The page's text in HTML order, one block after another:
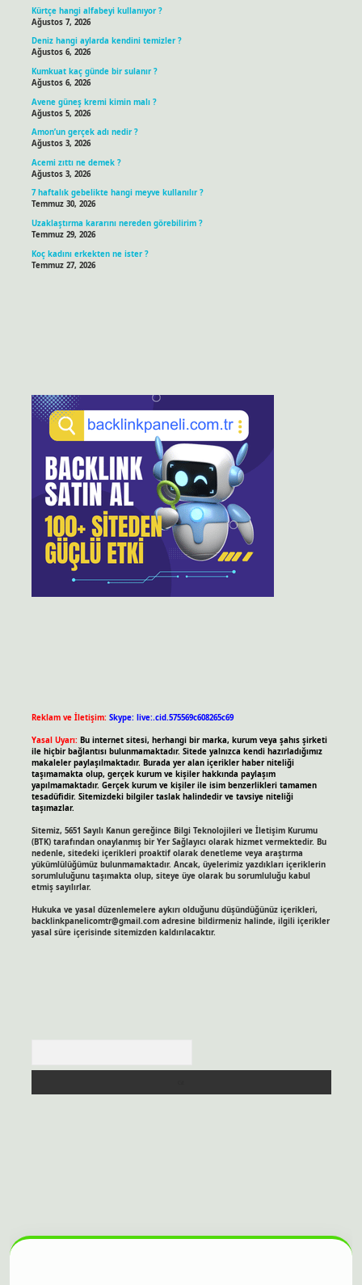
Kürtçe hangi alfabeyi kullanıyor ?
Ağustos 7, 2026
Deniz hangi aylarda kendini temizler ?
Ağustos 6, 2026
Kumkuat kaç günde bir sulanır ?
Ağustos 6, 2026
Avene güneş kremi kimin malı ?
Ağustos 5, 2026
Amon’un gerçek adı nedir ?
Ağustos 3, 2026
Acemi zıttı ne demek ?
Ağustos 3, 2026
7 haftalık gebelikte hangi meyve kullanılır ?
Temmuz 30, 2026
Uzaklaştırma kararını nereden görebilirim ?
Temmuz 29, 2026
Koç kadını erkekten ne ister ?
Temmuz 27, 2026
Reklam ve İletişim: Skype: live:.cid.575569c608265c69
Yasal Uyarı: Bu internet sitesi, herhangi bir marka, kurum veya şahıs şirketi
ile hiçbir bağlantısı bulunmamaktadır. Sitede yalnızca kendi hazırladığımız
makaleler paylaşılmaktadır. Burada yer alan içerikler haber niteliği
taşımamakta olup, gerçek kurum ve kişiler hakkında paylaşım
yapılmamaktadır. Gerçek kurum ve kişiler ile isim benzerlikleri tamamen
tesadüfidir. Sitemizdeki bilgiler taslak halindedir ve tavsiye niteliği
taşımazlar.
Sitemiz, 5651 Sayılı Kanun gereğince Bilgi Teknolojileri ve İletişim Kurumu
(BTK) tarafından onaylanmış bir Yer Sağlayıcı olarak hizmet vermektedir. Bu
nedenle, sitedeki içerikleri proaktif olarak denetleme veya araştırma
yükümlülüğümüz bulunmamaktadır. Ancak, üyelerimiz yazdıkları içeriklerin
sorumluluğunu taşımakta olup, siteye üye olarak bu sorumluluğu kabul
etmiş sayılırlar.
Hukuka ve yasal düzenlemelere aykırı olduğunu düşündüğünüz içerikleri,
backlinkpanelicomtr@gmail.comadresine bildirmeniz halinde, ilgili içerikler
yasal süre içerisinde sitemizden kaldırılacaktır.